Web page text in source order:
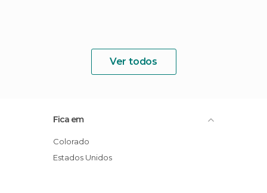
Ver todos
Fica em
Colorado
Estados Unidos